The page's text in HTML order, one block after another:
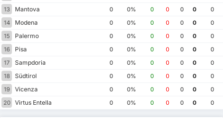
13
Mantova 0 0% 0 0 0 0
0
14
Modena 0 0% 0 0 0 0
0
15
Palermo 0 0% 0 0 0 0
0
16
Pisa 0 0% 0 0 0 0
0
17
Sampdoria 0 0% 0 0 0 0
0
18
Südtirol 0 0% 0 0 0 0
0
19
Vicenza 0 0% 0 0 0 0
0
20
Virtus Entella 0 0% 0 0 0 0 0